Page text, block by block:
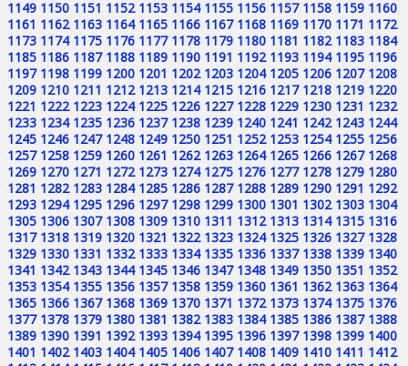
1149 1150 1151 1152 1153 1154 1155 1156 1157 1158 1159 1160
1161 1162 1163 1164 1165 1166 1167 1168 1169 1170 1171 1172
1173 1174 1175 1176 1177 1178 1179 1180 1181 1182 1183 1184
1185 1186 1187 1188 1189 1190 1191 1192 1193 1194 1195 1196
1197 1198 1199 1200 1201 1202 1203 1204 1205 1206 1207 1208
1209 1210 1211 1212 1213 1214 1215 1216 1217 1218 1219 1220
1221 1222 1223 1224 1225 1226 1227 1228 1229 1230 1231 1232
1233 1234 1235 1236 1237 1238 1239 1240 1241 1242 1243 1244
1245 1246 1247 1248 1249 1250 1251 1252 1253 1254 1255 1256
1257 1258 1259 1260 1261 1262 1263 1264 1265 1266 1267 1268
1269 1270 1271 1272 1273 1274 1275 1276 1277 1278 1279 1280
1281 1282 1283 1284 1285 1286 1287 1288 1289 1290 1291 1292
1293 1294 1295 1296 1297 1298 1299 1300 1301 1302 1303 1304
1305 1306 1307 1308 1309 1310 1311 1312 1313 1314 1315 1316
1317 1318 1319 1320 1321 1322 1323 1324 1325 1326 1327 1328
1329 1330 1331 1332 1333 1334 1335 1336 1337 1338 1339 1340
1341 1342 1343 1344 1345 1346 1347 1348 1349 1350 1351 1352
1353 1354 1355 1356 1357 1358 1359 1360 1361 1362 1363 1364
1365 1366 1367 1368 1369 1370 1371 1372 1373 1374 1375 1376
1377 1378 1379 1380 1381 1382 1383 1384 1385 1386 1387 1388
1389 1390 1391 1392 1393 1394 1395 1396 1397 1398 1399 1400
1401 1402 1403 1404 1405 1406 1407 1408 1409 1410 1411 1412